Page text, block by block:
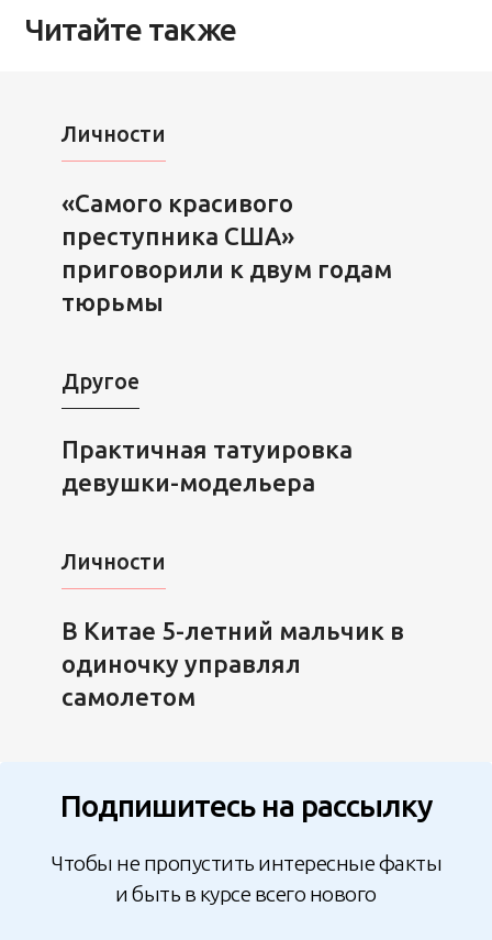
Читайте также
Личности
«Самого красивого
преступника США»
приговорили к двум годам
тюрьмы
Другое
Практичная татуировка
девушки-модельера
Личности
В Китае 5-летний мальчик в
одиночку управлял
самолетом
Подпишитесь на рассылку
Чтобы не пропустить интересные факты
и быть в курсе всего нового